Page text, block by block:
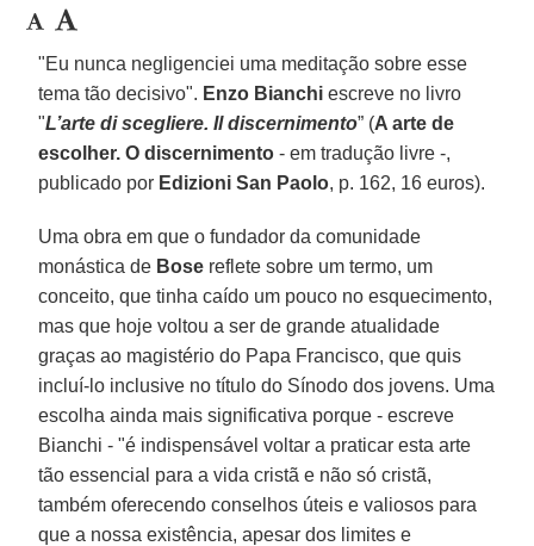
"Eu nunca negligenciei uma meditação sobre esse
tema tão decisivo". Enzo Bianchi escreve no livro
"L’arte di scegliere. Il discernimento” (A arte de
escolher. O discernimento - em tradução livre -,
publicado por Edizioni San Paolo, p. 162, 16 euros).
Uma obra em que o fundador da comunidade
monástica de Bose reflete sobre um termo, um
conceito, que tinha caído um pouco no esquecimento,
mas que hoje voltou a ser de grande atualidade
graças ao magistério do Papa Francisco, que quis
incluí-lo inclusive no título do Sínodo dos jovens. Uma
escolha ainda mais significativa porque - escreve
Bianchi - "é indispensável voltar a praticar esta arte
tão essencial para a vida cristã e não só cristã,
também oferecendo conselhos úteis e valiosos para
que a nossa existência, apesar dos limites e